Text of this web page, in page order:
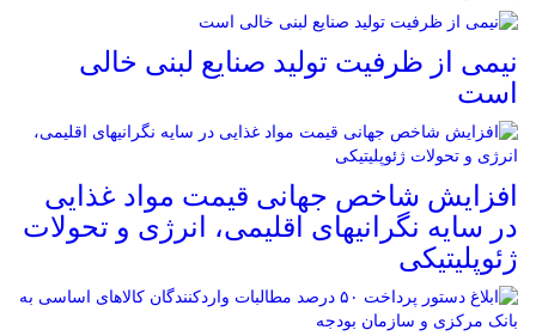
نیمی از ظرفیت تولید صنایع لبنی خالی
است
افزایش شاخص جهانی قیمت مواد غذایی
در سایه نگرانیهای اقلیمی، انرژی و تحولات
ژئوپلیتیکی